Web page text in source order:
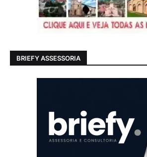
BRIEFY ASSESSORIA